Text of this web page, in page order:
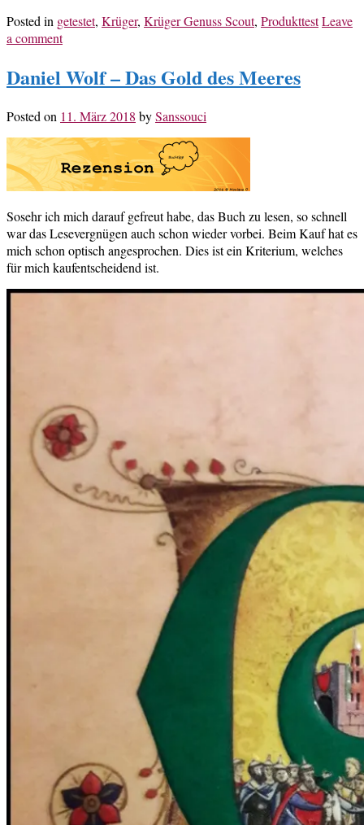
Posted in getestet, Krüger, Krüger Genuss Scout, ProdukttestLeave
a comment
Daniel Wolf – Das Gold des Meeres
Posted on 11. März 2018 bySanssouci
Sosehr ich mich darauf gefreut habe, das Buch zu lesen, so schnell
war das Lesevergnügen auch schon wieder vorbei. Beim Kauf hat es
mich schon optisch angesprochen. Dies ist ein Kriterium, welches
für mich kaufentscheidend ist.